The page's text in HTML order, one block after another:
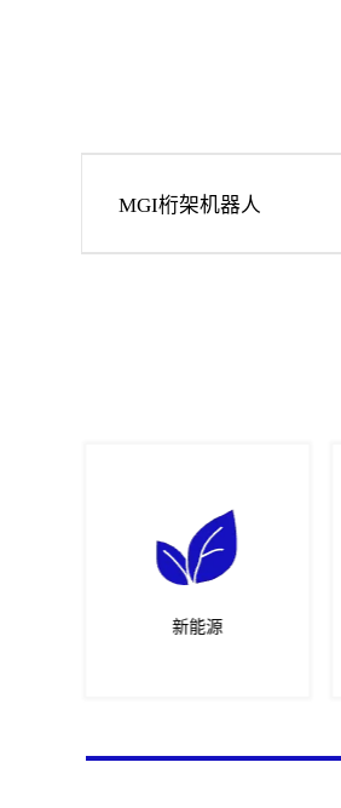
MGI桁架机器人
新能源